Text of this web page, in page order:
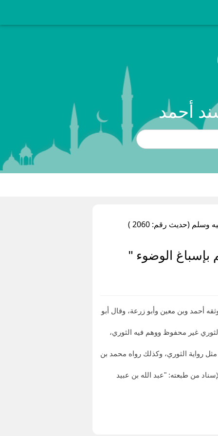
أحمد
(حديث رقم: 2060 )
الوضوء "
أحمد وبن معين وأبو زرعة، وقال أبو
في "سننه" ٤/٢٠٦: سمعت محمدا يقول: حديث الثوري غير محفوظ ووهم فيه الثوري،
جهضم مثل رواية الثوري، وكذلك رواه محمد بن
من طبعته: "عبد الله بن عبيد